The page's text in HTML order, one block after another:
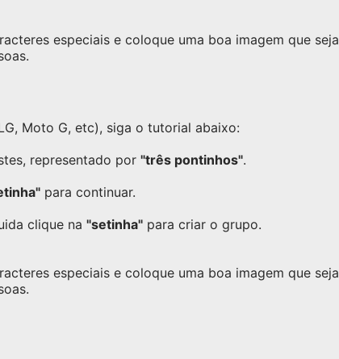
especiais e coloque uma boa imagem que seja
Moto G, etc), siga o tutorial abaixo:
representado por "três pontinhos".
para continuar.
clique na "setinha" para criar o grupo.
especiais e coloque uma boa imagem que seja